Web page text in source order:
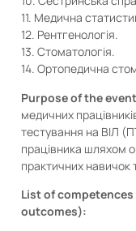
11. Медична
12. Рентгенологія.
13. Стоматологія.
14. Ортопедична
Purpose of the
медичних
тестування на ВІЛ
працівника шляхом
практичних навичок
List of
outcomes):